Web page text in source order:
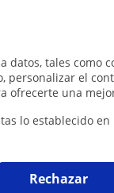
datos, tales como
personalizar el
ofrecerte una
lo establecido
Rechazar
Albolote,
Primaria
Clases
Hola! Soy
a 12 años puesto